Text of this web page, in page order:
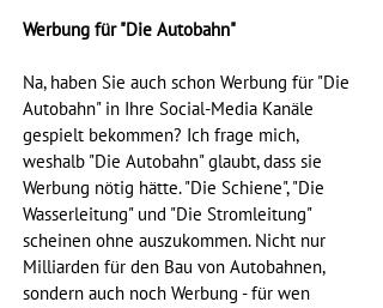
Werbung für "Die Autobahn"
Na, haben Sie auch schon Werbung für "Die
Autobahn" in Ihre Social-Media Kanäle
gespielt bekommen? Ich frage mich,
weshalb "Die Autobahn" glaubt, dass sie
Werbung nötig hätte. "Die Schiene", "Die
Wasserleitung" und "Die Stromleitung"
scheinen ohne auszukommen. Nicht nur
Milliarden für den Bau von Autobahnen,
sondern auch noch Werbung - für wen